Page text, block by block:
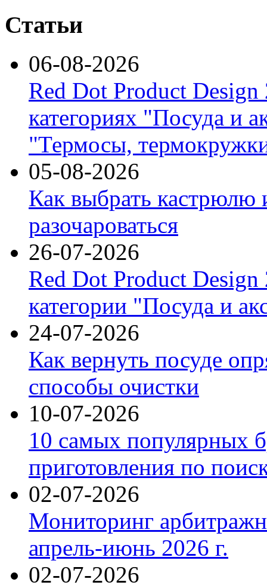
Статьи
06-08-2026
Red Dot Product Design
категориях "Посуда и
"Термосы,
05-08-2026
Как выбрать кастрюлю
разочароваться
26-07-2026
Red Dot Product Design
категории "Посуда и
24-07-2026
Как вернуть посуде
способы очистки
10-07-2026
10 самых популярных
приготовления по
02-07-2026
Мониторинг
апрель-июнь 2026 г.
02-07-2026